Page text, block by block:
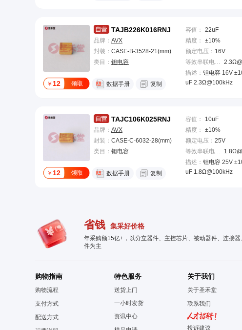
TAJB226K016RNJ
品牌： AVX
封装： CASE-B-3528-21(mm)
类目： 钽电容
￥ 12 领取 数据手册 复制
容值 ：
22uF
精度：
±10%
额定电压 ： 16V
等效串联电阻(ESR)
：
描述： 钽电容 16V
uF 2.3Ω@100kHz
TAJC106K025RNJ
品牌： AVX
封装： CASE-C-6032-28(mm)
类目： 钽电容
￥ 12 领取 数据手册 复制
容值 ：
10uF
精度：
±10%
额定电压 ： 25V
等效串联电阻(ESR)
：
描述： 钽电容 25V
uF 1.8Ω@100kHz
省钱 集采好价格
年采购额15亿+，以分立器件、主控芯片、被动器件、连接器
件为主
购物指南
购物流程
支付方式
配送方式
特色服务
送货上门
一小时发货
资讯中心
关于我们
关于圣禾堂
联系我们
投诉建议